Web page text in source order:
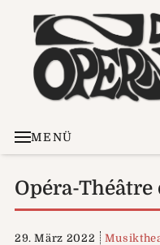
MENÜ
Opéra-Théâtre
29. März 2022